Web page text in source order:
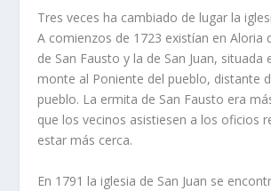
Tres veces ha cambiado de lugar la
A comienzos de 1723 existían en Aloria
de San Fausto y la de San Juan, situada
monte al Poniente del pueblo, distante
pueblo. La ermita de San Fausto era
que los vecinos asistiesen a los oficios
estar más cerca.
En 1791 la iglesia de San Juan se